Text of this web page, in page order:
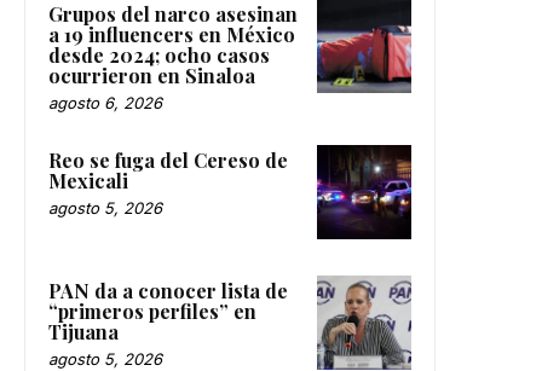
Grupos del narco asesinan
a 19 influencers en México
desde 2024; ocho casos
ocurrieron en Sinaloa
agosto 6, 2026
Reo se fuga del Cereso de
Mexicali
agosto 5, 2026
PAN da a conocer lista de
“primeros perfiles” en
Tijuana
agosto 5, 2026